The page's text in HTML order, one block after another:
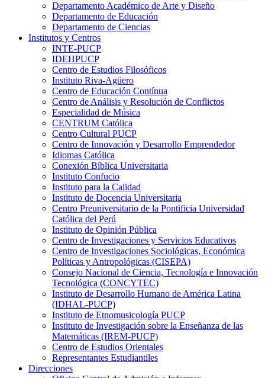
Departamento Académico de Arte y Diseño
Departamento de Educación
Departamento de Ciencias
Institutos y Centros
INTE-PUCP
IDEHPUCP
Centro de Estudios Filosóficos
Instituto Riva-Agüero
Centro de Educación Contínua
Centro de Análisis y Resolución de Conflictos
Especialidad de Música
CENTRUM Católica
Centro Cultural PUCP
Centro de Innovación y Desarrollo Emprendedor
Idiomas Católica
Conexión Bíblica Universitaria
Instituto Confucio
Instituto para la Calidad
Instituto de Docencia Universitaria
Centro Preuniversitario de la Pontificia Universidad
Católica del Perú
Instituto de Opinión Pública
Centro de Investigaciones y Servicios Educativos
Centro de Investigaciones Sociológicas, Económica
Políticas y Antropológicas (CISEPA)
Consejo Nacional de Ciencia, Tecnología e Innovación
Tecnológica (CONCYTEC)
Instituto de Desarrollo Humano de América Latina
(IDHAL-PUCP)
Instituto de Etnomusicología PUCP
Instituto de Investigación sobre la Enseñanza de las
Matemáticas (IREM-PUCP)
Centro de Estudios Orientales
Representantes Estudiantiles
Direcciones